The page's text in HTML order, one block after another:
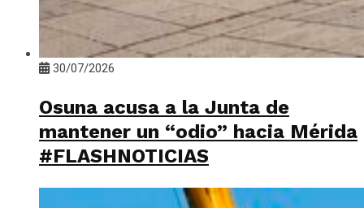
30/07/2026
Osuna acusa a la Junta de
mantener un “odio” hacia Mérida
#FLASHNOTICIAS